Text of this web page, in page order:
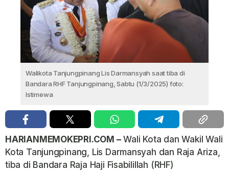
Walikota Tanjungpinang Lis Darmansyah saat tiba di
Bandara RHF Tanjungpinang, Sabtu (1/3/2025) foto:
Istimewa
HARIANMEMOKEPRI.COM –Wali Kota dan Wakil Wali
Kota Tanjungpinang, Lis Darmansyah dan Raja Ariza,
tiba di Bandara Raja Haji Fisabilillah (RHF)